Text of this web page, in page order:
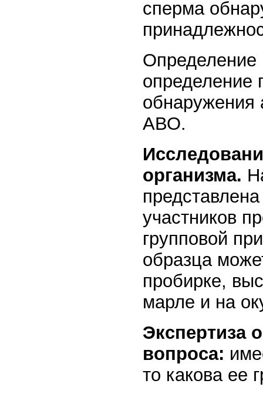
сперма
Определение
определение
обнаружения
АВО.
организма.
участников
групповой
образца
пробирке,
марле и на
Экспертиза
вопроса:
то какова ее